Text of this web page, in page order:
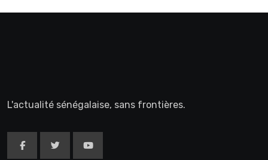
L'actualité sénégalaise, sans frontières.